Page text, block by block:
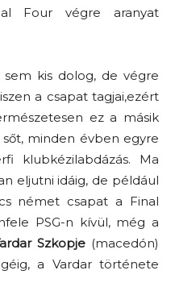
Four végre aranyat
kis dolog, de végre
a csapat tagjai,ezért
ez a másik
minden évben egyre
klubkézilabdázás. Ma
eljutni idáig, de például
német csapat a Final
PSG-n kívül, még a
Szkopje (macedón)
a Vardar története